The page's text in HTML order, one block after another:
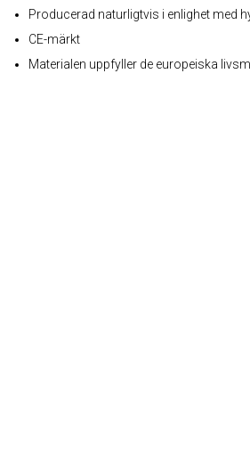
Producerad naturligtvis i enlighet med
CE-märkt
Materialen uppfyller de europeiska